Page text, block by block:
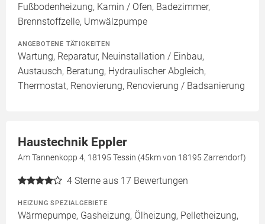
Fußbodenheizung, Kamin / Ofen, Badezimmer,
Brennstoffzelle, Umwälzpumpe
ANGEBOTENE TÄTIGKEITEN
Wartung, Reparatur, Neuinstallation / Einbau,
Austausch, Beratung, Hydraulischer Abgleich,
Thermostat, Renovierung, Renovierung / Badsanierung
Haustechnik Eppler
Am Tannenkopp 4, 18195 Tessin (45km von 18195 Zarrendorf)
4 Sterne aus 17 Bewertungen
HEIZUNG SPEZIALGEBIETE
Wärmepumpe, Gasheizung, Ölheizung, Pelletheizung,